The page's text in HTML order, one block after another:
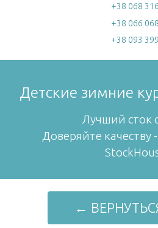
+38 068
+38 066
+38 093
Детские зимние
Лучший сток
Доверяйте качеству
←